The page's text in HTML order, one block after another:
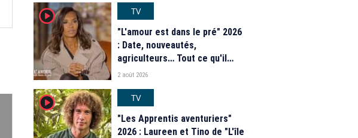
player2
TV
"L'amour est dans le pré" 2026
: Date, nouveautés,
agriculteurs… Tout ce qu'il
faut savoir sur la saison 21 du
2 août 2026
player2
TV
"Les Apprentis aventuriers"
2026 : Laureen et Tino de "L'île